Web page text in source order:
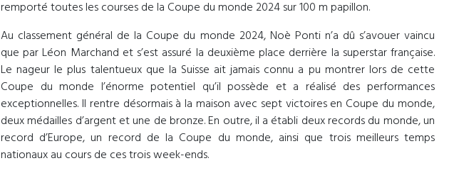
remporté toutes les courses de la Coupe du monde 2024 sur 100 m papillon.
Au classement général de la Coupe du monde 2024, Noè Ponti n’a dû s’avouer vaincu
que par Léon Marchand et s’est assuré la deuxième place derrière la superstar française.
Le nageur le plus talentueux que la Suisse ait jamais connu a pu montrer lors de cette
Coupe du monde l’énorme potentiel qu’il possède et a réalisé des performances
exceptionnelles. Il rentre désormais à la maison avec sept victoires en Coupe du monde,
deux médailles d’argent et une de bronze. En outre, il a établi deux records du monde, un
record d’Europe, un record de la Coupe du monde, ainsi que trois meilleurs temps
nationaux au cours de ces trois week-ends.